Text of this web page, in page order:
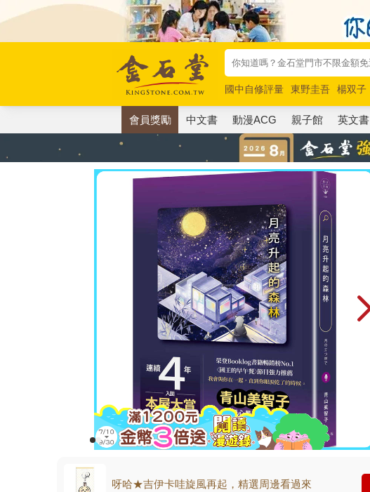
國中自修評量 東野圭吾 楊双子
唯紅花綻放
奧德賽 路邊攤新作
會員獎勵 中文書 動漫ACG 親子館 英文書
呀哈★吉伊卡哇旋風再起，精選周邊看過來